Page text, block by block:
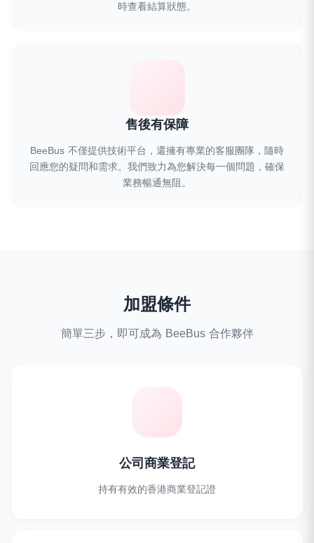
時查看結算狀態。
售後有保障
BeeBus 不僅提供技術平台，還擁有專業的客服團隊，隨時
回應您的疑問和需求。我們致力為您解決每一個問題，確保
業務暢通無阻。
加盟條件
簡單三步，即可成為 BeeBus 合作夥伴
公司商業登記
持有有效的香港商業登記證